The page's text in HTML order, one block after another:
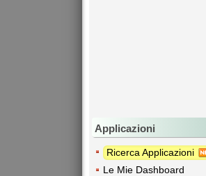
Applicazioni
Ricerca Applicazioni
Le Mie Dashboard